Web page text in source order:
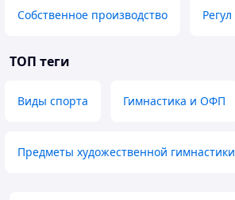
Собственное производство Регул
ТОП теги
Виды спорта Гимнастика и ОФП
Предметы художественной гимнастики